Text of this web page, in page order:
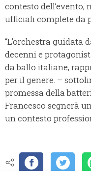
contesto
ufficiali complete da
“L’orchestra guidata
decenni e
da ballo italiane,
per il genere. –
promessa della
Francesco segnerà
un contesto